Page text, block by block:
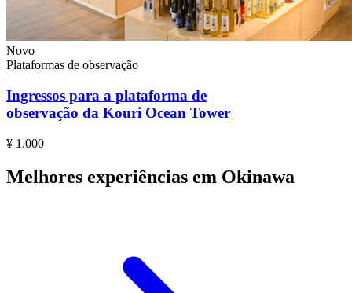
Novo
Plataformas de observação
Ingressos para a plataforma de
observação da Kouri Ocean Tower
¥ 1.000
Melhores experiências em Okinawa